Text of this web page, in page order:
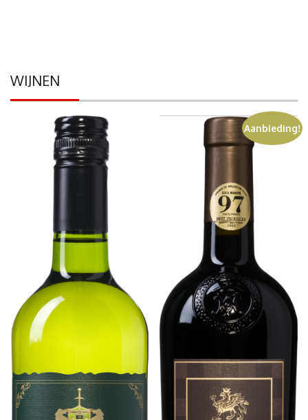
WIJNEN
Aanbieding!